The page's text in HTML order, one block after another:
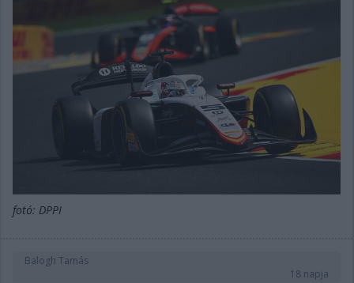
fotó: DPPI
Balogh Tamás
18 napja